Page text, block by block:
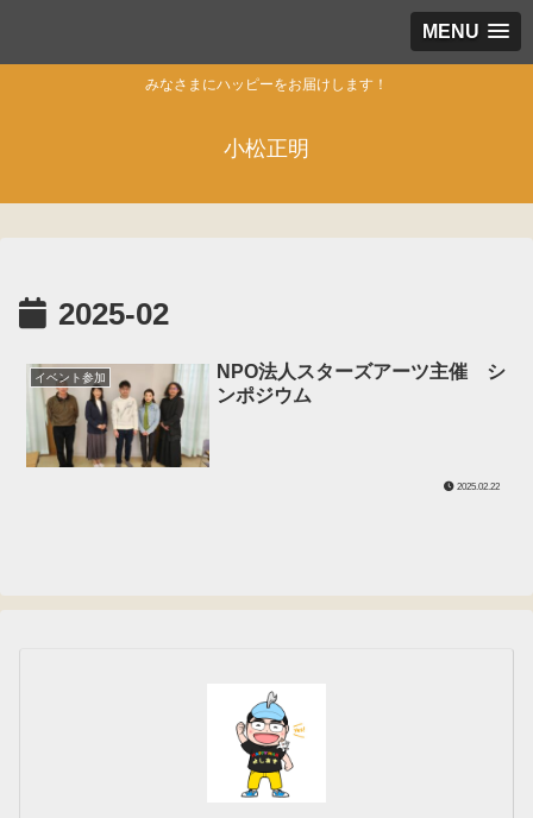
MENU
みなさまにハッピーをお届けします！
小松正明
2025-02
イベント参加
NPO法人スターズアーツ主催 シ
ンポジウム
2025.02.22